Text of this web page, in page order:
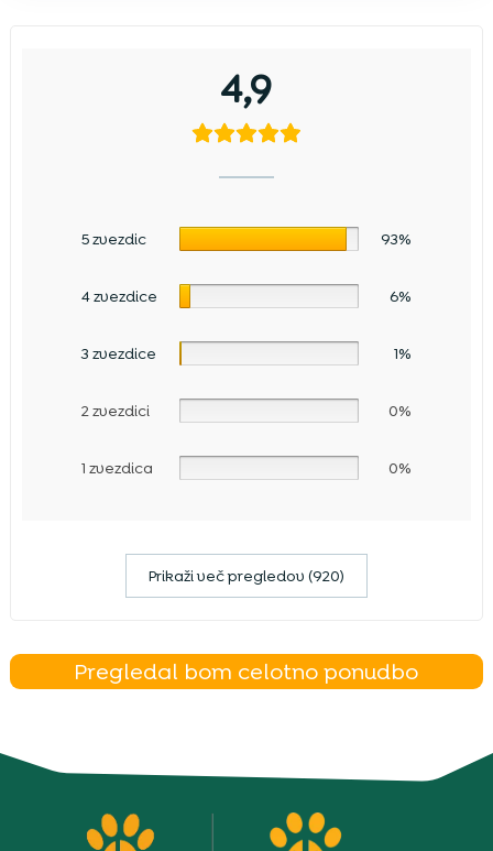
4,9
5 zvezdic 93%
4 zvezdice 6%
3 zvezdice 1%
2 zvezdici 0%
1 zvezdica 0%
Prikaži več pregledov (920)
Pregledal bom celotno ponudbo